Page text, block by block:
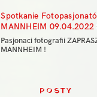
Spotkanie
MANNHEIM 09.04.2022
Pasjonaci fotografii
MANNHEIM !
POSTY